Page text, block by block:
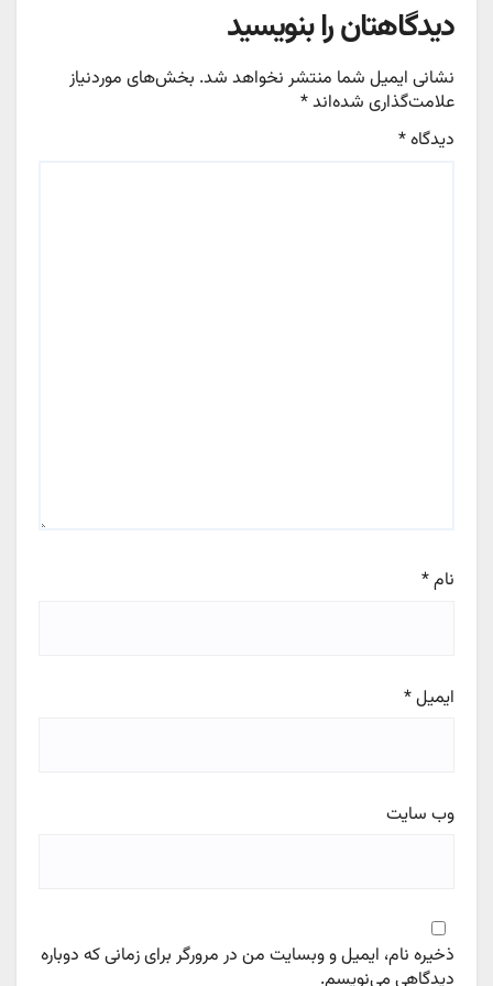
دیدگاهتان را بنویسید
نشانی ایمیل شما منتشر نخواهد شد. بخش‌های موردنیاز
علامت‌گذاری شده‌اند*
دیدگاه*
نام*
ایمیل*
وب‌ سایت
ذخیره نام، ایمیل و وبسایت من در مرورگر برای زمانی که دوباره
دیدگاهی می‌نویسم.